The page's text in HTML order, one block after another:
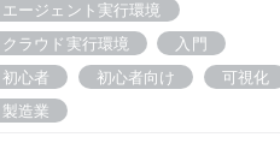
エージェント実行環境
クラウド実行環境
入門
初心者
初心者向け
可視化
製造業